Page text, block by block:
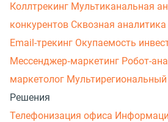
Коллтрекинг Мультиканальная
конкурентов Сквозная аналитика
Email-трекинг Окупаемость
Мессенджер‑маркетинг Робот-
маркетолог
Решения
Телефонизация офиса